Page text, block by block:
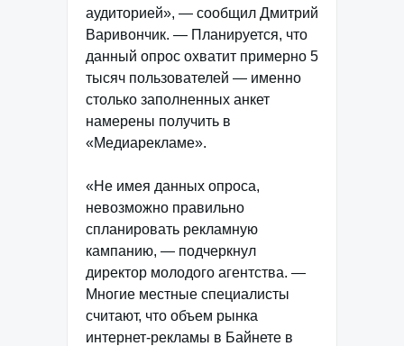
аудиторией», — сообщил Дмитрий
Варивончик. — Планируется, что
данный опрос охватит примерно 5
тысяч пользователей — именно
столько заполненных анкет
намерены получить в
«Медиарекламе».
«Не имея данных опроса,
невозможно правильно
спланировать рекламную
кампанию, — подчеркнул
директор молодого агентства. —
Многие местные специалисты
считают, что объем рынка
интернет-рекламы в Байнете в